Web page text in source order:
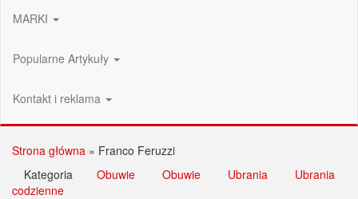
MARKI
Popularne Artykuły
Kontakt i reklama
Strona główna » Franco Feruzzi
Kategoria
Obuwie Obuwie Ubrania
Ubrania
codzienne